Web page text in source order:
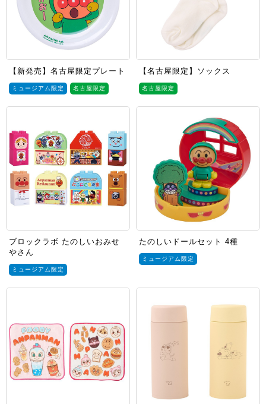
【新発売】名古屋限定プレート
ミュージアム限定 名古屋限定
【名古屋限定】ソックス
名古屋限定
ブロックラボ たのしいおみせ
やさん
ミュージアム限定
たのしいドールセット 4種
ミュージアム限定